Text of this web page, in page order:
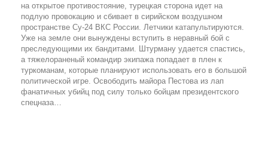
на открытое противостояние, турецкая сторона идет на
подлую провокацию и сбивает в сирийском воздушном
пространстве Су-24 ВКС России. Летчики катапультируются.
Уже на земле они вынуждены вступить в неравный бой с
преследующими их бандитами. Штурману удается спастись,
а тяжелораненый командир экипажа попадает в плен к
туркоманам, которые планируют использовать его в большой
политической игре. Освободить майора Пестова из лап
фанатичных убийц под силу только бойцам президентского
спецназа…